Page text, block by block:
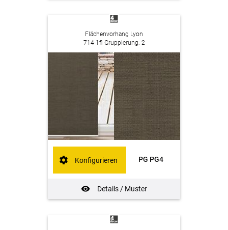
Flächenvorhang Lyon
714-1fl Gruppierung: 2
PG PG4
Details / Muster
Konfigurieren